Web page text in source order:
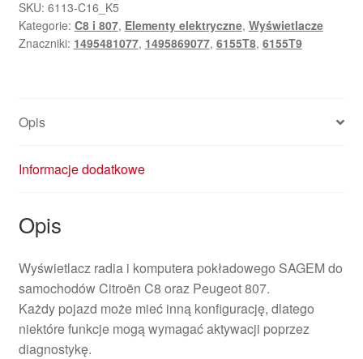
komputera
pokładowego
Citroën
SKU: 6113-C16_K5
Kategorie: C8 i 807, Elementy elektryczne, Wyświetlacze
Znaczniki: 1495481077, 1495869077, 6155T8, 6155T9
Opis
Informacje dodatkowe
Opis
Wyświetlacz radia i komputera pokładowego SAGEM do
samochodów Citroën C8 oraz Peugeot 807.
Każdy pojazd może mieć inną konfigurację, dlatego
niektóre funkcje mogą wymagać aktywacji poprzez
diagnostykę.